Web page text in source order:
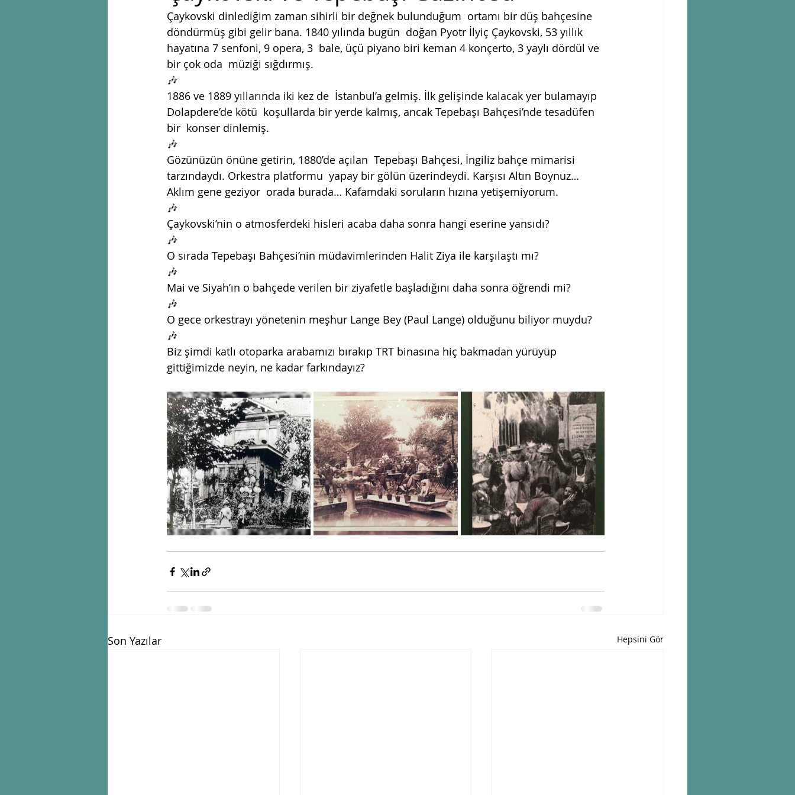
Çaykovski dinlediğim zaman sihirli bir değnek bulunduğum  ortamı bir düş bahçesine
döndürmüş gibi gelir bana. 1840 yılında bugün  doğan Pyotr İlyiç Çaykovski, 53 yıllık
hayatına 7 senfoni, 9 opera, 3  bale, üçü piyano biri keman 4 konçerto, 3 yaylı dördül ve
bir çok oda  müziği sığdırmış.
🎶
1886 ve 1889 yıllarında iki kez de  İstanbul’a gelmiş. İlk gelişinde kalacak yer bulamayıp
Dolapdere’de kötü  koşullarda bir yerde kalmış, ancak Tepebaşı Bahçesi’nde tesadüfen
bir  konser dinlemiş.
🎶
Gözünüzün önüne getirin, 1880’de açılan  Tepebaşı Bahçesi, İngiliz bahçe mimarisi
tarzındaydı. Orkestra platformu  yapay bir gölün üzerindeydi. Karşısı Altın Boynuz…
Aklım gene geziyor  orada burada… Kafamdaki soruların hızına yetişemiyorum.
🎶
Çaykovski’nin o atmosferdeki hisleri acaba daha sonra hangi eserine yansıdı?
🎶
O sırada Tepebaşı Bahçesi’nin müdavimlerinden Halit Ziya ile karşılaştı mı?
🎶
Mai ve Siyah’ın o bahçede verilen bir ziyafetle başladığını daha sonra öğrendi mi?
🎶
O gece orkestrayı yönetenin meşhur Lange Bey (Paul Lange) olduğunu biliyor muydu?
🎶
Biz şimdi katlı otoparka arabamızı bırakıp TRT binasına hiç bakmadan yürüyüp
gittiğimizde neyin, ne kadar farkındayız?
Son Yazılar Hepsini Gör